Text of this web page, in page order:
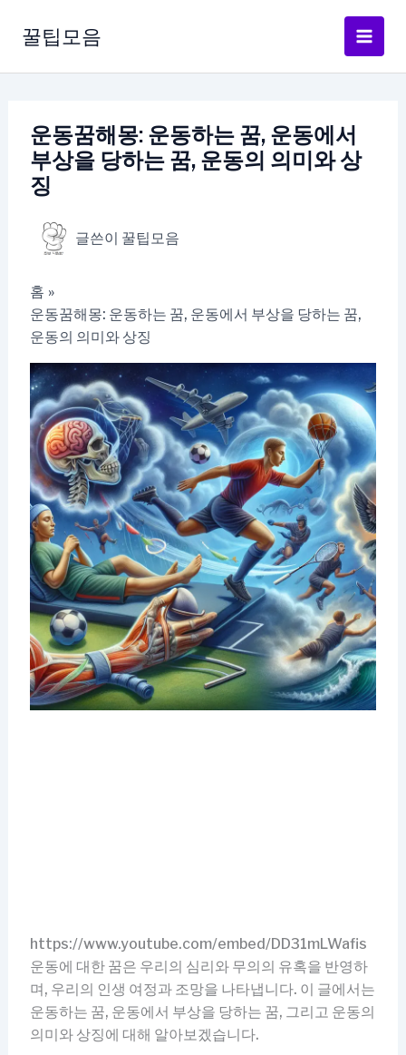
로
꿀팁모음
운동꿈해몽: 운동하는 꿈, 운동에서
부상을 당하는 꿈, 운동의 의미와 상
징
글쓴이 꿀팁모음
홈
운동꿈해몽: 운동하는 꿈, 운동에서 부상을 당하는 꿈,
운동의 의미와 상징
https://www.youtube.com/embed/DD31mLWafis
운동에 대한 꿈은 우리의 심리와 무의의 유혹을 반영하
며, 우리의 인생 여정과 조망을 나타냅니다. 이 글에서는
운동하는 꿈, 운동에서 부상을 당하는 꿈, 그리고 운동의
의미와 상징에 대해 알아보겠습니다.